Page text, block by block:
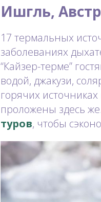
Ишгль,
17 термальных
заболеваниях
“Кайзер-терме”
водой, джакузи,
горячих
проложены здесь
туров, чтобы